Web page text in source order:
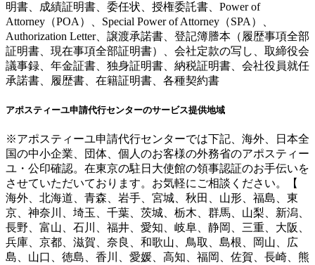
明書、成績証明書、委任状、授権委託書、Power of
Attorney（POA）、Special Power of Attorney（SPA）、
Authorization Letter、譲渡承諾書、登記簿謄本（履歴事項全部
証明書、現在事項全部証明書）、会社定款の写し、取締役会
議事録、年金証書、独身証明書、納税証明書、会社役員就任
承諾書、履歴書、在籍証明書、各種契約書
アポスティーユ申請代行センターのサービス提供地域
※アポスティーユ申請代行センターでは下記、海外、日本全
国の中小企業、団体、個人のお客様の外務省のアポスティー
ユ・公印確認。在東京の駐日大使館の領事認証のお手伝いを
させていただいております。お気軽にご相談ください。【
海外、北海道、青森、岩手、宮城、秋田、山形、福島、東
京、神奈川、埼玉、千葉、茨城、栃木、群馬、山梨、新潟、
長野、富山、石川、福井、愛知、岐阜、静岡、三重、大阪、
兵庫、京都、滋賀、奈良、和歌山、鳥取、島根、岡山、広
島、山口、徳島、香川、愛媛、高知、福岡、佐賀、長崎、熊